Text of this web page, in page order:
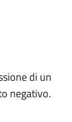
di un
negativo.